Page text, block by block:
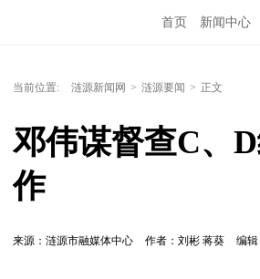
首页 新闻中心
当前位置: 涟源新闻网 > 涟源要闻 > 正文
邓伟谋督查C、
作
来源：涟源市融媒体中心 作者：刘彬 蒋葵 编